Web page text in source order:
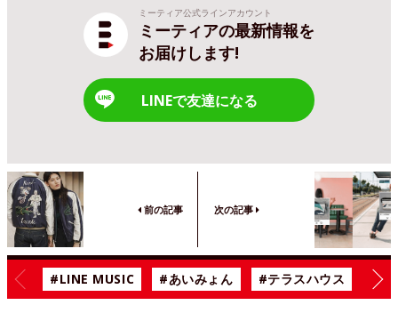
ミーティア公式ラインアカウント
ミーティアの最新情報を
お届けします!
LINEで友達になる
前の記事 次の記事
#LINE MUSIC #あいみょん #テラスハウス #漫